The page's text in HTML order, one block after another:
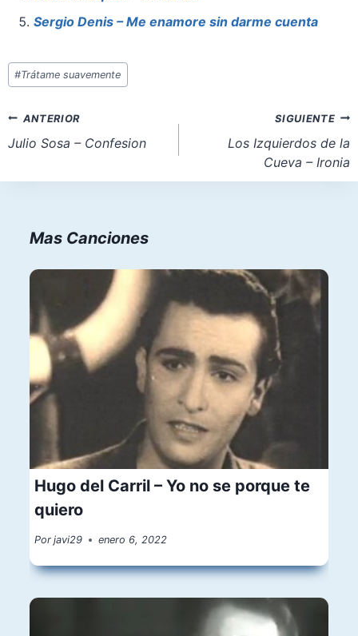
k
Sergio Denis – Me enamore sin darme cuenta
Etiquetas
de
entrada:
#Trátame suavemente
Navegación
de
ANTERIOR
Julio Sosa – Confesion
SIGUIENTE
Los Izquierdos de la
Cueva – Ironia
Mas Canciones
Hugo del Carril – Yo no se porque te
quiero
Por javi29 enero 6, 2022